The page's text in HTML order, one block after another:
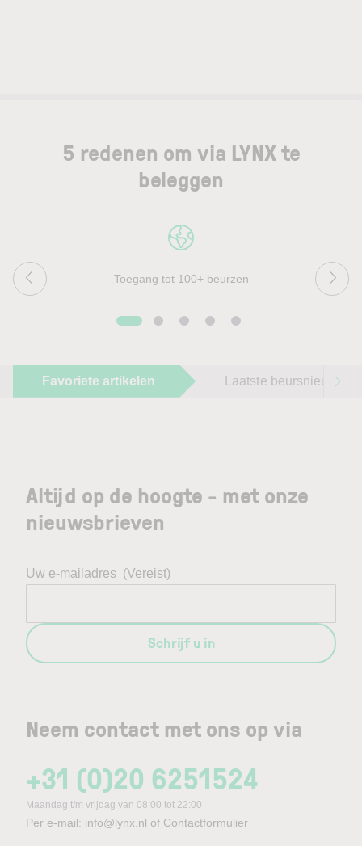
5 redenen om via LYNX te
beleggen
Toegang tot 100+ beurzen
Favoriete artikelen Laatste beursnieuws
Neem contact met ons op via
+31 (0)20 6251524
Maandag t/m vrijdag van 08:00 tot 22:00
Per e-mail: info@lynx.nl of Contactformulier
Altijd op de hoogte - met onze
nieuwsbrieven
Uw e-mailadres (Vereist)
Schrijf u in